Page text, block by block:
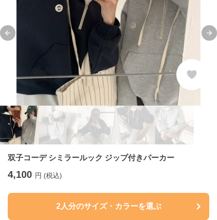
Previous slide
双子コーデ シミラールック ジップ付きパーカー
4,100 円 (税込)
2人分のサイズ・カラーを選ぶ